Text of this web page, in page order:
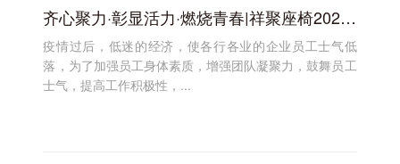
齐心聚力·彰显活力·燃烧青春|祥聚座椅2020.5月户外拓展完满落幕！
疫情过后，低迷的经济，使各行各业的企业员工士气低
落，为了加强员工身体素质，增强团队凝聚力，鼓舞员工
士气，提高工作积极性，...